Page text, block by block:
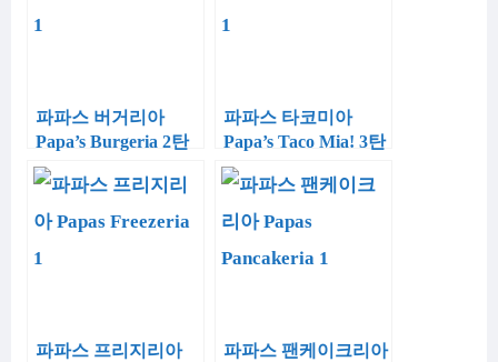
파파스 버거리아
Papa’s Burgeria 2탄
파파스 타코미아
Papa’s Taco Mia! 3탄
파파스 프리지리아
파파스 팬케이크리아